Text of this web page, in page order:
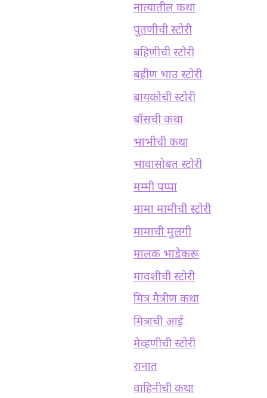
नात्यातील कथा
पुतणीची स्टोरी
बहिणीची स्टोरी
बहीण भाउ स्टोरी
बायकोची स्टोरी
बॉसची कथा
भाभीची कथा
भावासोबत स्टोरी
मम्मी पप्पा
मामा मामीची स्टोरी
मामाची मुलगी
मालक भाडेकरू
मावशीची स्टोरी
मित्र मैत्रीण कथा
मित्राची आई
मेव्हणीची स्टोरी
रानात
वाहिनीची कथा